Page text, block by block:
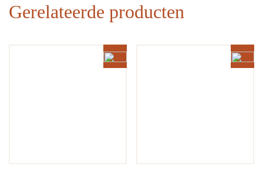
Gerelateerde producten